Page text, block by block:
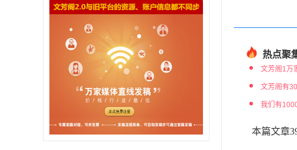
热点聚
文芳阁1万
文芳阁有
我们有
本篇文章